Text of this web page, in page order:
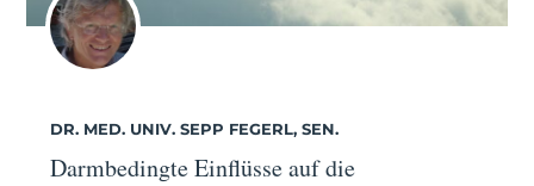
DR. MED. UNIV. SEPP FEGERL, SEN.
Darmbedingte Einflüsse auf die